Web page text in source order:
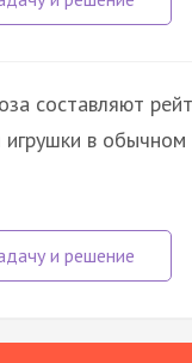
составляют
в